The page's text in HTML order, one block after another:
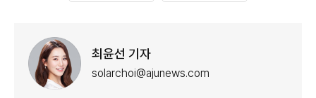
최윤선 기자
solarchoi@ajunews.com